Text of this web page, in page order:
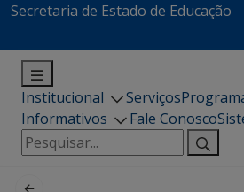
Secretaria de Estado de Educação
Institucional Serviços
Informativos
Fale Conosco
Pesquisar
por: